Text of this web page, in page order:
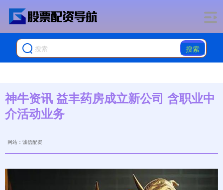
搜索
神牛资讯 益丰药房成立新公司 含职业中
介活动业务
网站：诚信配资